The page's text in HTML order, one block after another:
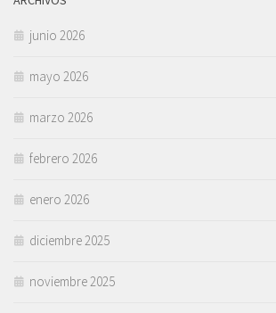
junio 2026
mayo 2026
marzo 2026
febrero 2026
enero 2026
diciembre 2025
noviembre 2025